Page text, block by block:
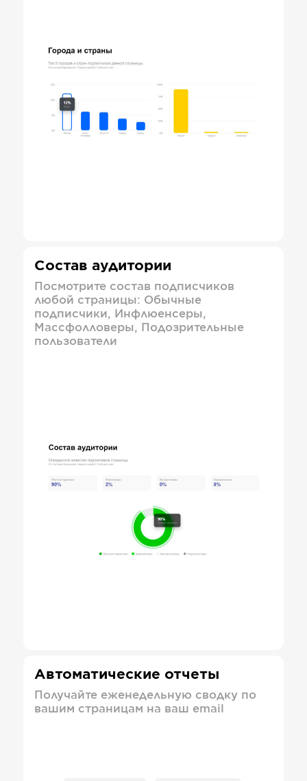
Состав аудитории
Посмотрите состав подписчиков
любой страницы: Обычные
подписчики, Инфлюенсеры,
Массфолловеры, Подозрительные
пользователи
Автоматические отчеты
Получайте еженедельную сводку по
вашим страницам на ваш email